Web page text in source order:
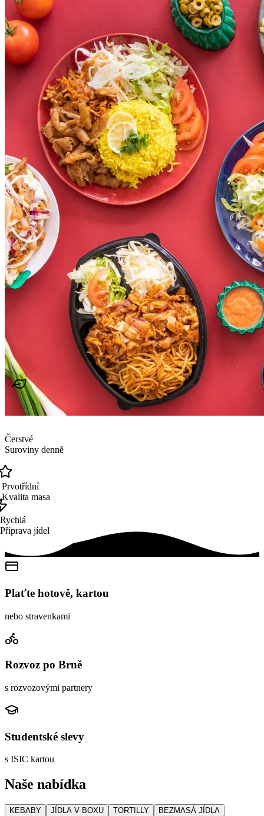
Čerstvé
Suroviny denně
Prvotřídní
Kvalita masa
Rychlá
Příprava jídel
Plaťte hotově, kartou
nebo stravenkami
Rozvoz po Brně
s rozvozovými partnery
Studentské slevy
s ISIC kartou
Naše nabídka
KEBABY JÍDLA V BOXU TORTILLY
BEZMASÁ JÍDLA